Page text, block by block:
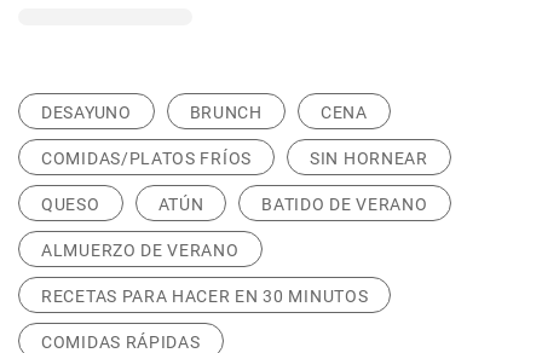
DESAYUNO BRUNCH CENA
COMIDAS/PLATOS FRÍOS SIN HORNEAR
QUESO ATÚN BATIDO DE VERANO
ALMUERZO DE VERANO
RECETAS PARA HACER EN 30 MINUTOS
COMIDAS RÁPIDAS